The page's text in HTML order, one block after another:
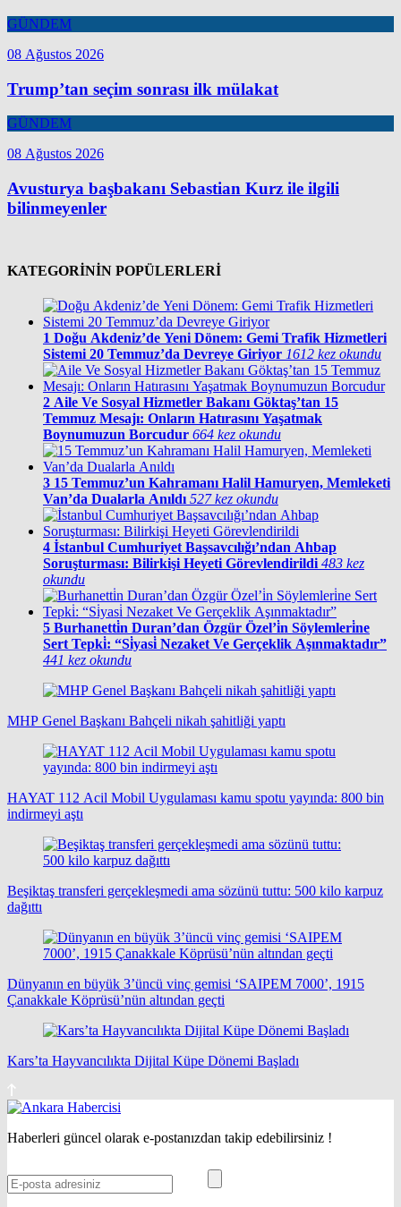
GÜNDEM
08 Ağustos 2026
Trump’tan seçim sonrası ilk mülakat
GÜNDEM
08 Ağustos 2026
Avusturya başbakanı Sebastian Kurz ile ilgili
bilinmeyenler
KATEGORİNİN POPÜLERLERİ
1 Doğu Akdeniz’de Yeni Dönem: Gemi Trafik Hizmetleri
Sistemi 20 Temmuz’da Devreye Giriyor 1612 kez okundu
2 Aile Ve Sosyal Hizmetler Bakanı Göktaş’tan 15
Temmuz Mesajı: Onların Hatırasını Yaşatmak
Boynumuzun Borcudur 664 kez okundu
3 15 Temmuz’un Kahramanı Halil Hamuryen, Memleketi
Van’da Dualarla Anıldı 527 kez okundu
4 İstanbul Cumhuriyet Başsavcılığı’ndan Ahbap
Soruşturması: Bilirkişi Heyeti Görevlendirildi 483 kez
okundu
5 Burhanetti̇n Duran’dan Özgür Özel’i̇n Söylemleri̇ne
Sert Tepki̇: “Si̇yasi̇ Nezaket Ve Gerçeklik Aşınmaktadır”
441 kez okundu
MHP Genel Başkanı Bahçeli nikah şahitliği yaptı
HAYAT 112 Acil Mobil Uygulaması kamu spotu yayında: 800 bin
indirmeyi aştı
Beşiktaş transferi gerçekleşmedi ama sözünü tuttu: 500 kilo karpuz
dağıttı
Dünyanın en büyük 3’üncü vinç gemisi ‘SAIPEM 7000’, 1915
Çanakkale Köprüsü’nün altından geçti
Kars’ta Hayvancılıkta Dijital Küpe Dönemi Başladı
Haberleri güncel olarak e-postanızdan takip edebilirsiniz !